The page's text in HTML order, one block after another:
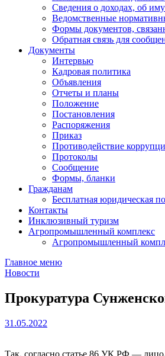
Сведения о доходах, об
Ведомственные
Формы документов,
Обратная связь для
Документы
Интервью
Кадровая политика
Объявления
Отчеты и планы
Положение
Постановления
Распоряжения
Приказ
Противодействие
Протоколы
Сообщение
Формы, бланки
Гражданам
Бесплатная юридическая
Контакты
Инклюзивный туризм
Агропромышленный комплекс
Агропромышленный
Главное меню
Новости
Прокуратура
31.05.2022
Так, согласно статье 86 УК РФ —